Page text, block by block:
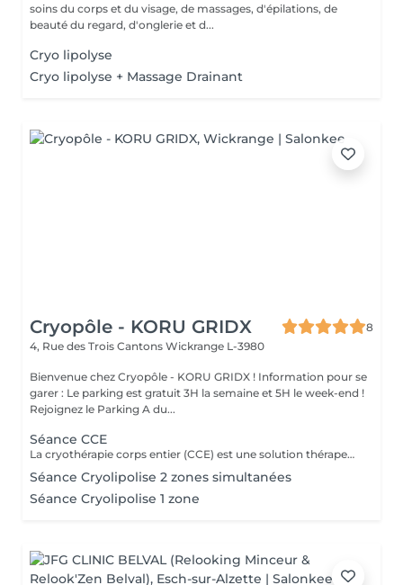
soins du corps et du visage, de massages, d'épilations, de
beauté du regard, d'onglerie et d...
Cryo lipolyse
Cryo lipolyse + Massage Drainant
Cryopôle - KORU GRIDX
8
4, Rue des Trois Cantons Wickrange L-3980
Bienvenue chez Cryopôle - KORU GRIDX ! Information pour se
garer : Le parking est gratuit 3H la semaine et 5H le week-end !
Rejoignez le Parking A du...
Séance CCE
La cryothérapie corps entier (CCE) est une solution thérapeutique non médicamenteuse par le froid. Elle utilise l'action du froid en produisant un effet antalgique et anti-inflammatoire sur tout le corps dans de nombreux domaines : médical, sportif, bien-être et esthétique.
Séance Cryolipolise 2 zones simultanées
Séance Cryolipolise 1 zone